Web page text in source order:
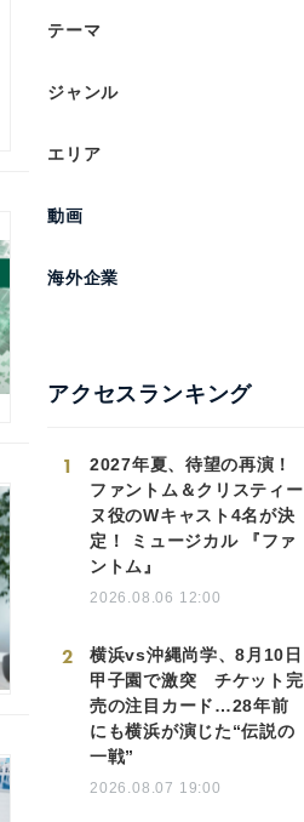
テーマ
ジャンル
エリア
動画
海外企業
アクセスランキング
1
2027年夏、待望の再演！
ファントム＆クリスティー
ヌ役のWキャスト4名が決
定！ ミュージカル 『ファ
ントム』
2026.08.06 12:00
2
横浜vs沖縄尚学、8月10日
甲子園で激突 チケット完
売の注目カード…28年前
にも横浜が演じた“伝説の
一戦”
2026.08.07 19:00